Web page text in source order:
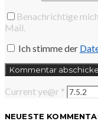
Benachrichtige
Mail.
Ich stimme der
Current ye@r *
NEUESTE